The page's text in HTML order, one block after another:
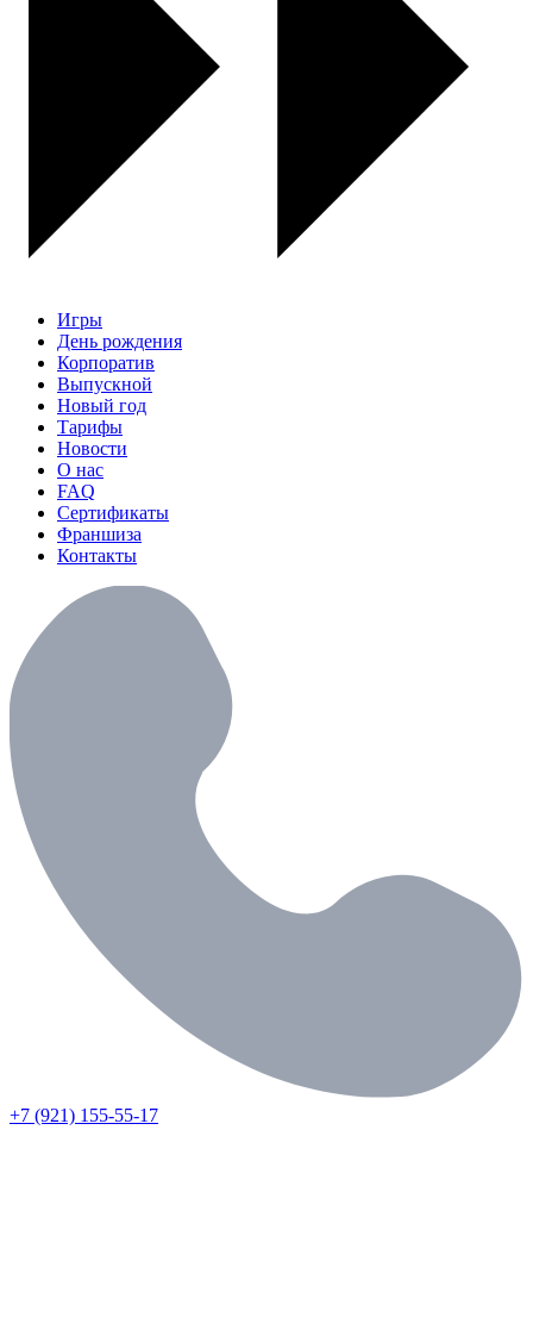
Игры
День рождения
Корпоратив
Выпускной
Новый год
Тарифы
Новости
О нас
FAQ
Сертификаты
Франшиза
Контакты
+7 (921) 155-55-17